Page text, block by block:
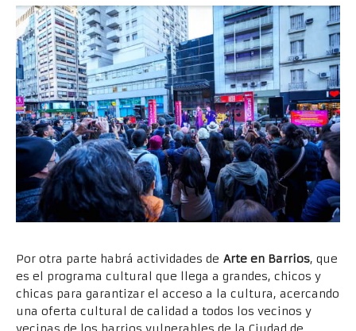
Por otra parte habrá actividades de Arte en Barrios, que
es el programa cultural que llega a grandes, chicos y
chicas para garantizar el acceso a la cultura, acercando
una oferta cultural de calidad a todos los vecinos y